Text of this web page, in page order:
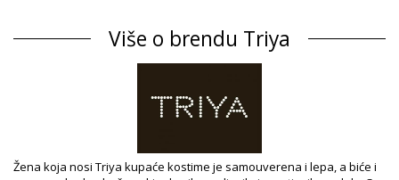
Sastav
Sastav: 84% Polyamide, 16% Elastane
Postava: 88% Polyamide, 12% Elastane
Informacije o proizvodu
Odsek: Zensko, Gornji deo
HS CODE: 6112.41.0010
Više o brendu Triya
Žena koja nosi Triya kupaće kostime je samouverena i lepa, a biće i